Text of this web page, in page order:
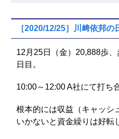
［2020/12/25］川﨑依邦の
12月25日（金）20,888歩
日目。
10:00～12:00 A社にて打ち
根本的には収益（キャッシ
いかないと資金繰りは好転